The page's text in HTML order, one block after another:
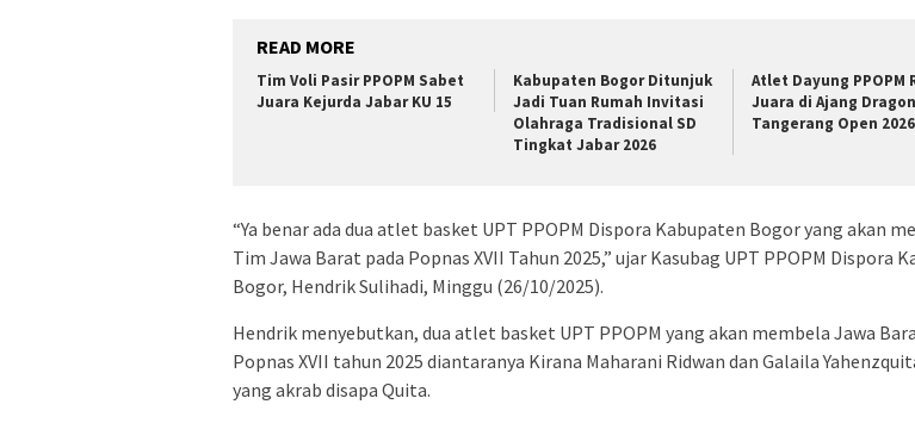
READ MORE
Tim Voli Pasir PPOPM Sabet
Juara Kejurda Jabar KU 15
Kabupaten Bogor Ditunjuk
Jadi Tuan Rumah Invitasi
Olahraga Tradisional SD
Tingkat Jabar 2026
Atlet Dayung PPOPM
Juara di Ajang
Tangerang Open 2026
“Ya benar ada dua atlet basket UPT PPOPM Dispora Kabupaten Bogor yang akan
Tim Jawa Barat pada Popnas XVII Tahun 2025,” ujar Kasubag UPT PPOPM Dispora
Bogor, Hendrik Sulihadi, Minggu (26/10/2025).
Hendrik menyebutkan, dua atlet basket UPT PPOPM yang akan membela Jawa
Popnas XVII tahun 2025 diantaranya Kirana Maharani Ridwan dan Galaila
yang akrab disapa Quita.